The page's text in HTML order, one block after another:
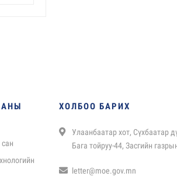
ХОЛБОО БАРИХ
Улаанбаатар хот, Сүхбаатар
Бага тойруу-44, Засгийн
letter@moe.gov.mn